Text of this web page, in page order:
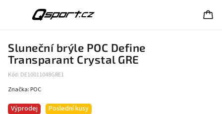
Sluneční brýle POC Define
Transparant Crystal GRE
Kód: DE10011048GRE1
Výprodej Poslední kusy
Značka: POC